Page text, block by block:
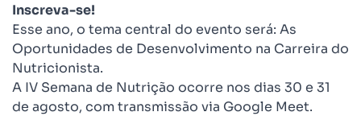
Inscreva-se!
Esse ano, o tema central do evento será: As
Oportunidades de Desenvolvimento na Carreira do
Nutricionista.
A IV Semana de Nutrição ocorre nos dias 30 e 31
de agosto, com transmissão via Google Meet.